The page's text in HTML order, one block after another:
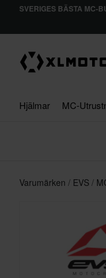
SVERIGES BÄSTA MC-
Hjälmar MC-
Varumärken EVS